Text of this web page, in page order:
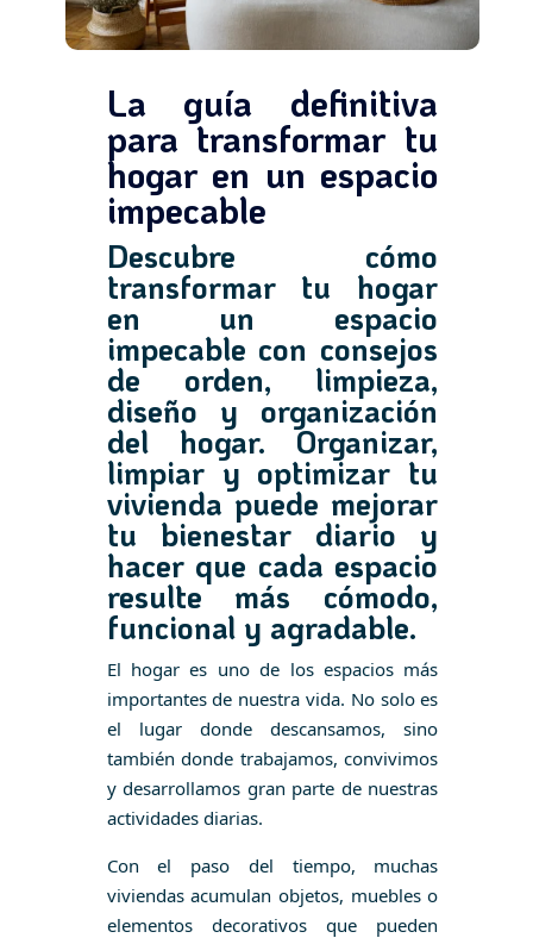
La guía definitiva
para transformar tu
hogar en un espacio
impecable
Descubre cómo
transformar tu hogar
en un espacio
impecable con consejos
de orden, limpieza,
diseño y organización
del hogar. Organizar,
limpiar y optimizar tu
vivienda puede mejorar
tu bienestar diario y
hacer que cada espacio
resulte más cómodo,
funcional y agradable.
El hogar es uno de los espacios más
importantes de nuestra vida. No solo es
el lugar donde descansamos, sino
también donde trabajamos, convivimos
y desarrollamos gran parte de nuestras
actividades diarias.
Con el paso del tiempo, muchas
viviendas acumulan objetos, muebles o
elementos decorativos que pueden